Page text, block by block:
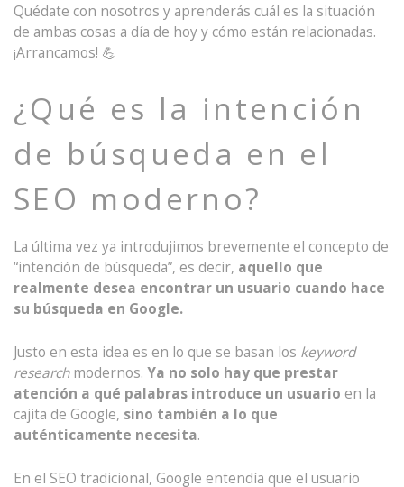
Quédate con nosotros y aprenderás cuál es la situación
de ambas cosas a día de hoy y cómo están relacionadas.
¡Arrancamos! 💪
¿Qué es la intención
de búsqueda en el
SEO moderno?
La última vez ya introdujimos brevemente el concepto de
“intención de búsqueda”, es decir, aquello que
realmente desea encontrar un usuario cuando hace
su búsqueda en Google.
Justo en esta idea es en lo que se basan los keyword
researchmodernos. Ya no solo hay que prestar
atención a qué palabras introduce un usuario en la
cajita de Google, sino también a lo que
auténticamente necesita.
En el SEO tradicional, Google entendía que el usuario